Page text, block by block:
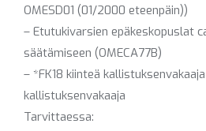
OMESD01 (01/2000 eteenpäin))
– Etutukivarsien epäkeskopuslat
säätämiseen (OMECA77B)
– *FK18 kiinteä
kallistuksenvakaaja
Tarvittaessa: